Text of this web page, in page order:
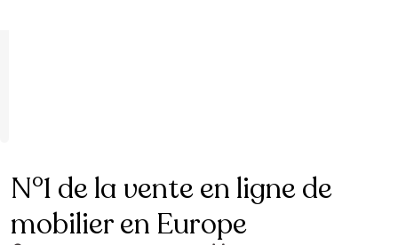
N°1 de la vente en ligne de
mobilier en Europe